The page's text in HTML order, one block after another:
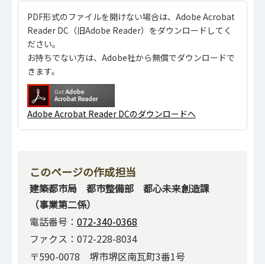
PDF形式のファイルを開けない場合は、Adobe Acrobat
Reader DC（旧Adobe Reader）をダウンロードしてく
ださい。
お持ちでない方は、Adobe社から無償でダウンロードで
きます。
Adobe Acrobat Reader DCのダウンロードへ
このページの作成担当
建築都市局 都市整備部 都心未来創造課
（事業第二係）
電話番号： 072-340-0368
ファクス：072-228-8034
〒590-0078 堺市堺区南瓦町3番1号